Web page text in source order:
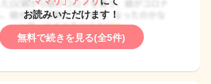
お読みいただけます！
無料で続きを見る(全5件)